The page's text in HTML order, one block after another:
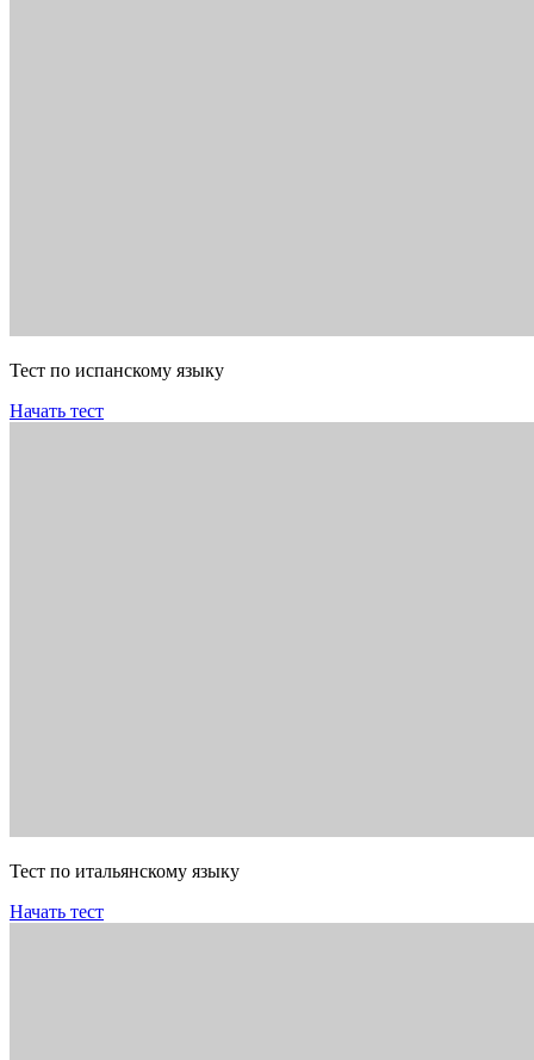
Тест по испанскому языку
Начать тест
Тест по итальянскому языку
Начать тест